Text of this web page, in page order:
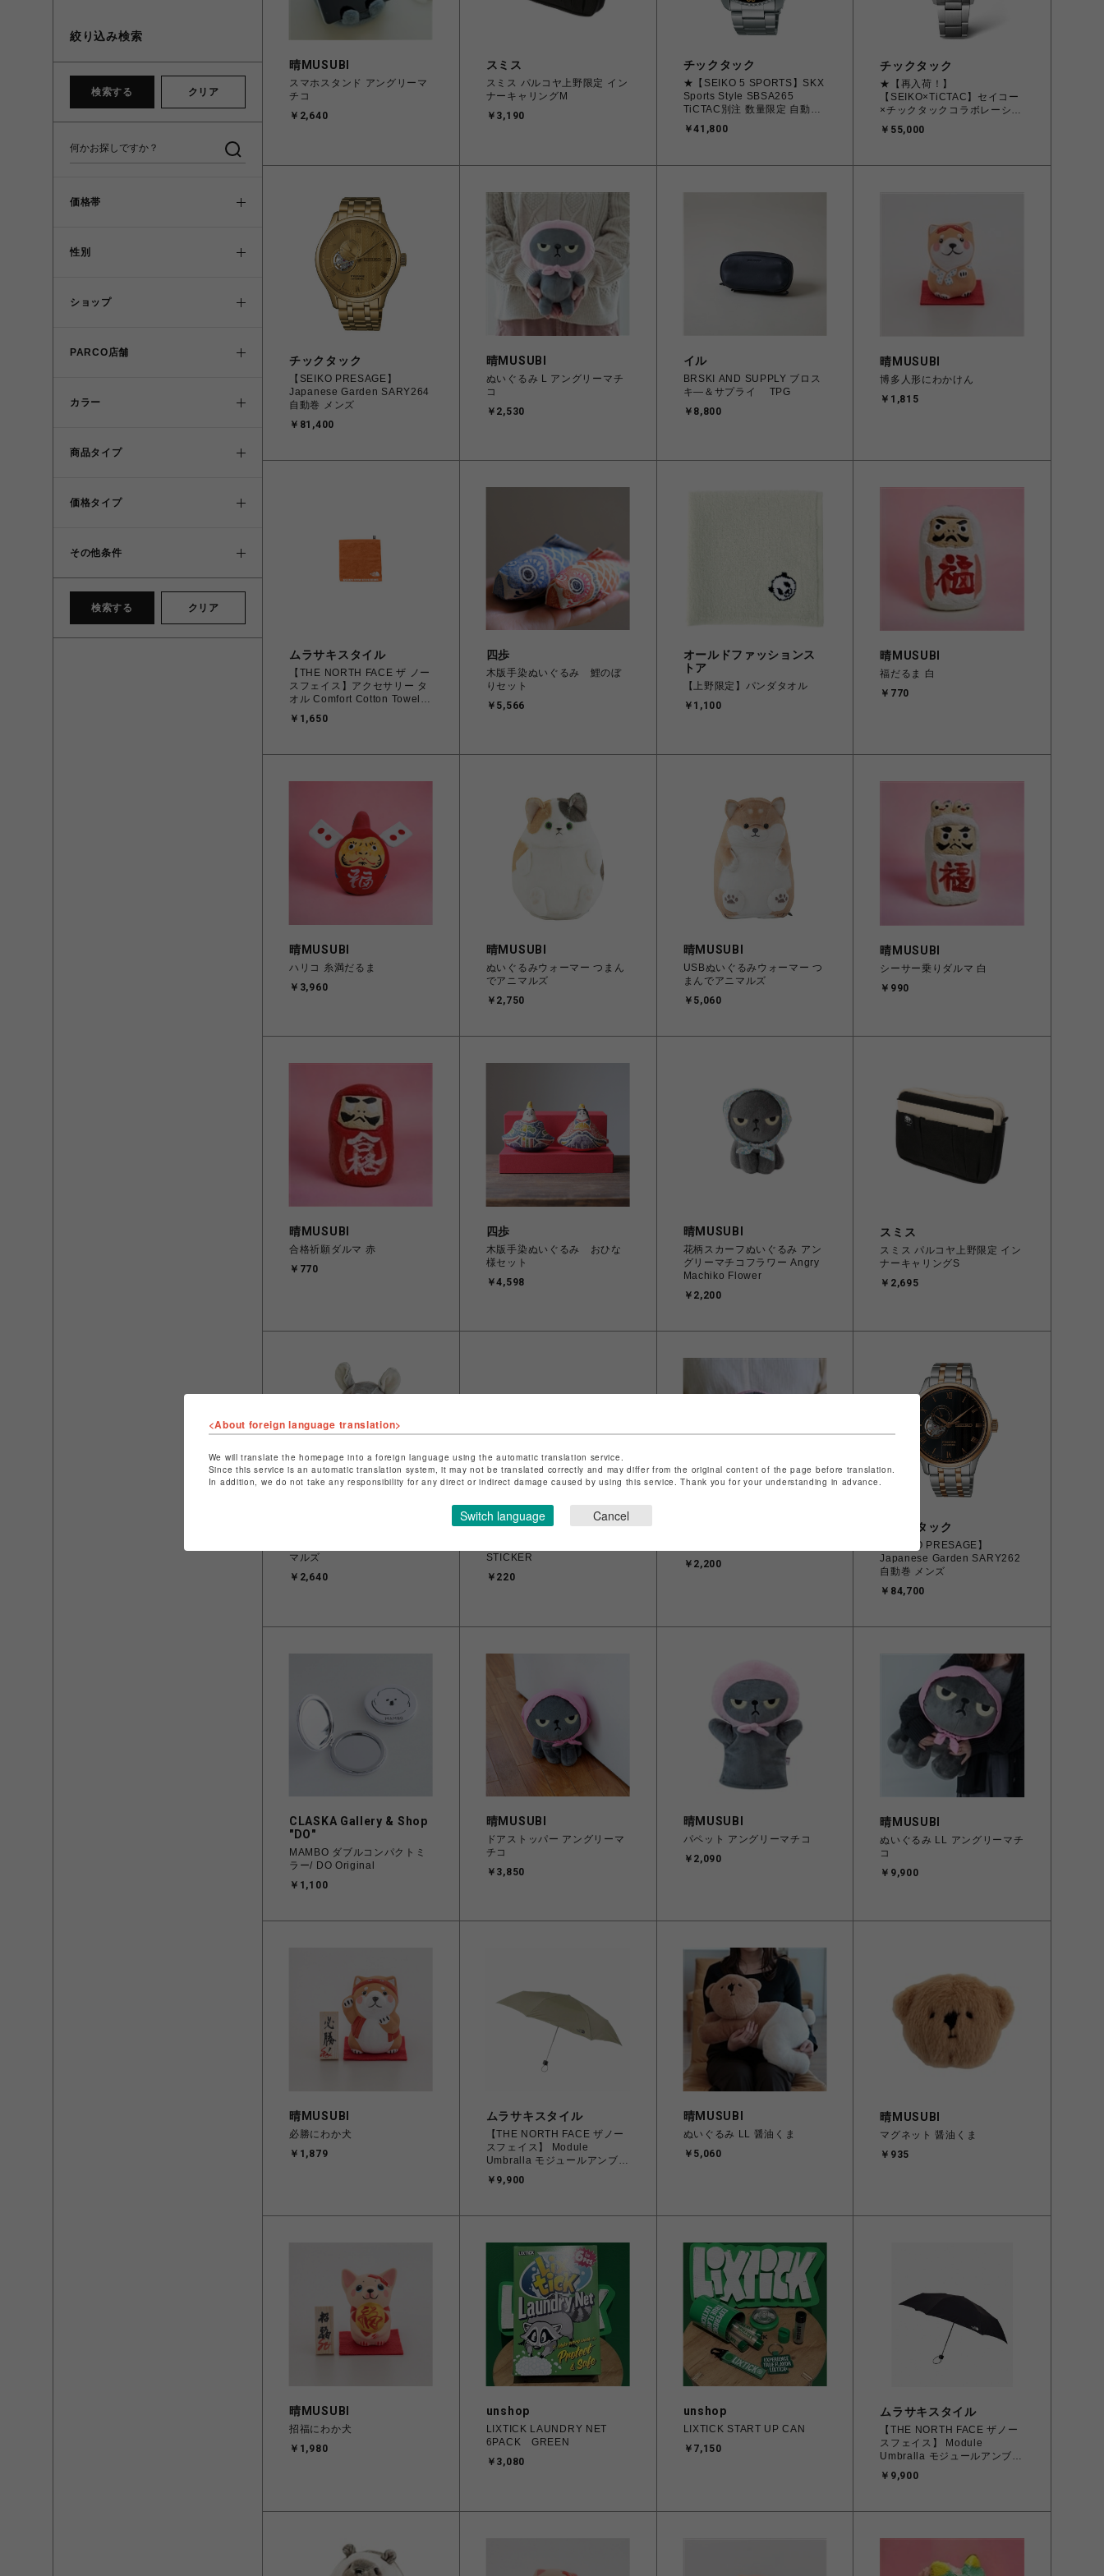
絞り込み検索
検索する クリア
価格帯
性別
ショップ
PARCO店舗
カラー
商品タイプ
価格タイプ
その他条件
検索する クリア
晴MUSUBI
スマホスタンド アングリーマ
チコ
￥2,640
スミス
スミス パルコヤ上野限定 イン
ナーキャリングM
￥3,190
チックタック
★【SEIKO 5 SPORTS】SKX
Sports Style SBSA265
TiCTAC別注 数量限定 自動巻
￥41,800
チックタック
★【再入荷！】
【SEIKO×TiCTAC】セイコー
×チックタックコラボレーショ
ンズ
￥55,000
チックタック
【SEIKO PRESAGE】
Japanese Garden SARY264
自動巻 メンズ
￥81,400
晴MUSUBI
ぬいぐるみ L アングリーマチ
コ
￥2,530
イル
BRSKI AND SUPPLY ブロス
キ―＆サプライ TPG
￥8,800
晴MUSUBI
博多人形にわかけん
￥1,815
ムラサキスタイル
【THE NORTH FACE ザ ノー
スフェイス】アクセサリー タ
オル Comfort Cotton Towel
コンフォートコットンタオル
Sサイズ NN22102 PA パパイ
￥1,650
四歩
木版手染ぬいぐるみ 鯉のぼ
りセット
￥5,566
オールドファッションス
トア
【上野限定】パンダタオル
￥1,100
晴MUSUBI
福だるま 白
￥770
晴MUSUBI
ハリコ 糸満だるま
￥3,960
晴MUSUBI
ぬいぐるみウォーマー つまん
でアニマルズ
￥2,750
晴MUSUBI
USBぬいぐるみウォーマー つ
まんでアニマルズ
￥5,060
晴MUSUBI
シーサー乗りダルマ 白
￥990
晴MUSUBI
合格祈願ダルマ 赤
￥770
四歩
木版手染ぬいぐるみ おひな
様セット
￥4,598
晴MUSUBI
花柄スカーフぬいぐるみ アン
グリーマチコフラワー Angry
Machiko Flower
￥2,200
スミス
スミス パルコヤ上野限定 イン
ナーキャリングS
￥2,695
マルズ
￥2,640
GAN-BAN/岩盤
STICKER
￥220
￥2,200
チックタック
【SEIKO PRESAGE】
Japanese Garden SARY262
自動巻 メンズ
￥84,700
CLASKA Gallery & Shop
"DO"
MAMBO ダブルコンパクトミ
ラー/ DO Original
￥1,100
晴MUSUBI
ドアストッパー アングリーマ
チコ
￥3,850
晴MUSUBI
パペット アングリーマチコ
￥2,090
晴MUSUBI
ぬいぐるみ LL アングリーマチ
コ
￥9,900
晴MUSUBI
必勝にわか犬
￥1,879
ムラサキスタイル
【THE NORTH FACE ザノー
スフェイス】 Module
Umbralla モジュールアンブレ
ラ (傘）NN32438 FR フォー
ルンロック
￥9,900
晴MUSUBI
ぬいぐるみ LL 醤油くま
￥5,060
晴MUSUBI
マグネット 醤油くま
￥935
晴MUSUBI
招福にわか犬
￥1,980
unshop
LIXTICK LAUNDRY NET
6PACK GREEN
￥3,080
unshop
LIXTICK START UP CAN
￥7,150
ムラサキスタイル
【THE NORTH FACE ザノー
スフェイス】 Module
Umbralla モジュールアンブレ
￥9,900
<About foreign language translation>
We will translate the homepage into a foreign language using the automatic translation service.
Since this service is an automatic translation system, it may not be translated correctly and may differ from the original content of the page before translation.
In addition, we do not take any responsibility for any direct or indirect damage caused by using this service. Thank you for your understanding in advance.
Switch language Cancel